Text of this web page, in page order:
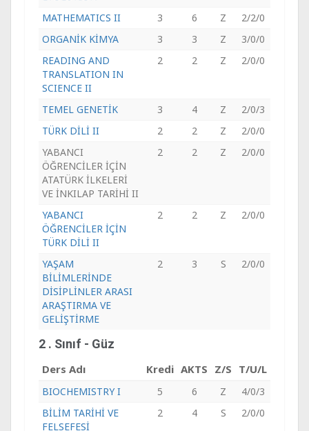
MATHEMATICS II 3 6 Z
2/2/0
ORGANİK KİMYA
3 3 Z
3/0/0
READING AND
TRANSLATION IN
SCIENCE II
2 2 Z 2/0/0
TEMEL GENETİK 3 4 Z
2/0/3
TÜRK DİLİ II
2 2 Z
2/0/0
YABANCI
ÖĞRENCİLER İÇİN
ATATÜRK İLKELERİ
VE İNKILAP TARİHİ II
2 2 Z 2/0/0
YABANCI
ÖĞRENCİLER İÇİN
TÜRK DİLİ II
2 2 Z 2/0/0
YAŞAM
BİLİMLERİNDE
DİSİPLİNLER ARASI
ARAŞTIRMA VE
GELİŞTİRME
2 3 S 2/0/0
2 . Sınıf - Güz
Ders Adı Kredi AKTS Z/S T/U/L
BIOCHEMISTRY I 5 6 Z
4/0/3
BİLİM TARİHİ VE
FELSEFESİ
2 4 S 2/0/0